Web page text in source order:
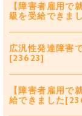
【障害者雇用で
級を受給できま
広汎性発達障害
[23623]
【障害者雇用で
給できました